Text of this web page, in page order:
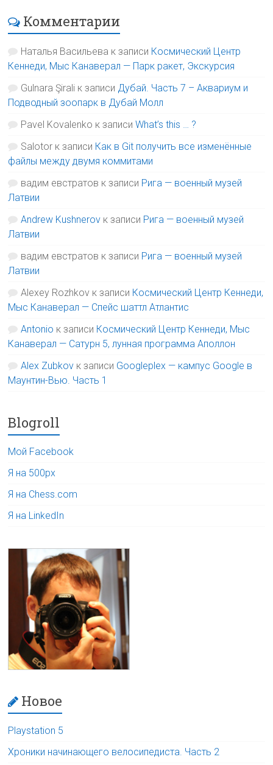
Комментарии
Наталья Васильева к записи Космический Центр
Кеннеди, Мыс Канаверал — Парк ракет, Экскурсия
Gulnara Şirali к записи Дубай. Часть 7 – Аквариум и
Подводный зоопарк в Дубай Молл
Pavel Kovalenko к записиWhat’s this … ?
Salotor к записи Как в Git получить все изменённые
файлы между двумя коммитами
вадим евстратов к записи Рига — военный музей
Латвии
Andrew Kushnerov к записи Рига — военный музей
Латвии
вадим евстратов к записи Рига — военный музей
Латвии
Alexey Rozhkov к записи Космический Центр Кеннеди,
Мыс Канаверал — Спейс шаттл Атлантис
Antonio к записи Космический Центр Кеннеди, Мыс
Канаверал — Сатурн 5, лунная программа Аполлон
Alex Zubkov к записи Googleplex — кампус Google в
Маунтин-Вью. Часть 1
Blogroll
Мой Facebook
Я на 500px
Я на Chess.com
Я на LinkedIn
Новое
Playstation 5
Хроники начинающего велосипедиста. Часть 2